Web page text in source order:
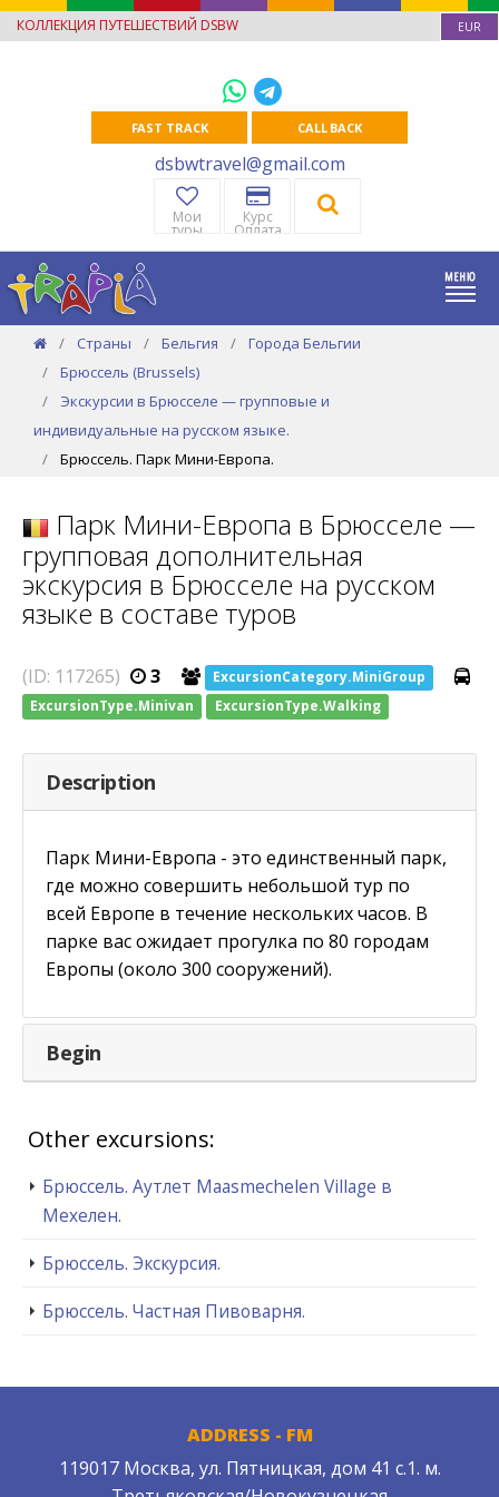
КОЛЛЕКЦИЯ ПУТЕШЕСТВИЙ DSBW EUR
FAST TRACK CALL BACK
dsbwtravel@gmail.com
Мои
туры
Курс
Оплата
Страны Бельгия
Города Бельгии
Брюссель (Brussels)
Экскурсии в Брюсселе — групповые и
индивидуальные на русском языке.
Брюссель. Парк Мини-Европа.
Парк Мини-Европа в Брюсселе —
групповая дополнительная
экскурсия в Брюсселе на русском
языке в составе туров
(ID: 117265) 3
ExcursionCategory.MiniGroup
ExcursionType.Minivan
ExcursionType.Walking
Description
Парк Мини-Европа - это единственный парк,
где можно совершить небольшой тур по
всей Европе в течение нескольких часов. В
парке вас ожидает прогулка по 80 городам
Европы (около 300 сооружений).
Begin
Other excursions:
Брюссель. Аутлет Maasmechelen Village в
Мехелен.
Брюссель. Экскурсия.
Брюссель. Частная Пивоварня.
ADDRESS - FM
119017 Москва, ул. Пятницкая, дом 41 с.1. м.